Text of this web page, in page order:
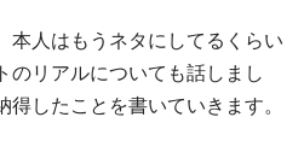
本人はもうネタにしてるくらい
のリアルについても話しまし
したことを書いていきます。